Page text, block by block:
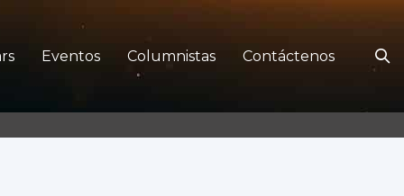
Eventos Columnistas Contáctenos